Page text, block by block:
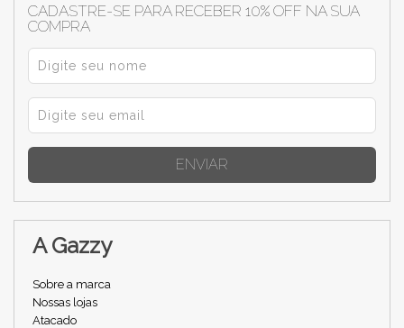
CADASTRE-SE PARA RECEBER 10% OFF NA SUA
COMPRA
ENVIAR
A Gazzy
Sobre a marca
Nossas lojas
Atacado